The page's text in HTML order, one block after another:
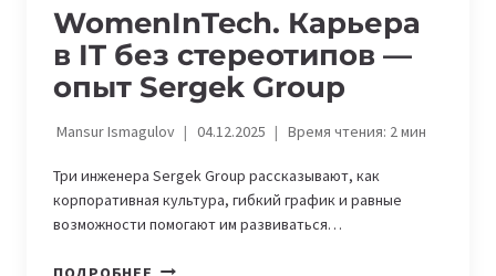
WomenInTech. Карьера
в IT без стереотипов —
опыт Sergek Group
Mansur Ismagulov 04.12.2025 Время чтения: 2мин
Три инженера Sergek Group рассказывают, как
корпоративная культура, гибкий график и равные
возможности помогают им развиваться…
WOMENINTECH.